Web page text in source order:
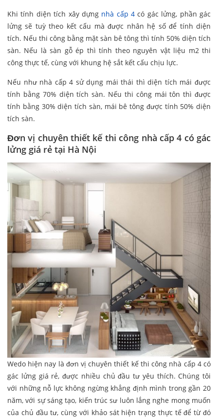
Khi tính diện tích xây dựng nhà cấp 4 có gác lửng, phần gác
lửng sẽ tuỳ theo kết cấu mà được nhân hệ số để tính diện
tích. Nếu thi công bằng mặt sàn bê tông thì tính 50% diện tích
sàn. Nếu là sàn gỗ ép thì tính theo nguyên vật liệu m2 thi
công thực tế, cùng với khung hệ sắt kết cấu chịu lực.
Nếu như nhà cấp 4 sử dụng mái thái thì diện tích mái được
tính bằng 70% diện tích sàn. Nếu thi công mái tôn thì được
tính bằng 30% diện tích sàn, mái bê tông được tính 50% diện
tích sàn.
Đơn vị chuyên thiết kế thi công nhà cấp 4 có gác
lửng giá rẻ tại Hà Nội
Wedo hiện nay là đơn vị chuyên thiết kế thi công nhà cấp 4 có
gác lửng giá rẻ, được nhiều chủ đầu tư yêu thích. Chúng tôi
với những nỗ lực không ngừng khẳng định mình trong gần 20
năm, với sự sáng tạo, kiến trúc sư luôn lắng nghe mong muốn
của chủ đầu tư, cùng với khảo sát hiện trạng thực tế để từ đó